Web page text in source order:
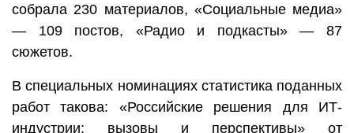
собрала 230 материалов, «Социальные медиа»
— 109 постов, «Радио и подкасты» — 87
сюжетов.
В специальных номинациях статистика поданных
работ такова: «Российские решения для ИТ-
индустрии: вызовы и перспективы» от